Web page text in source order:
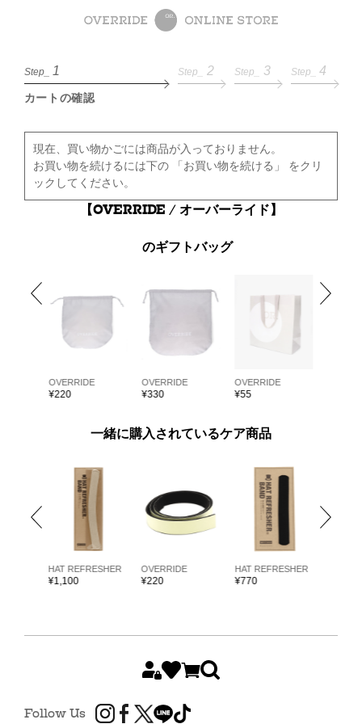
Step_ 1
カートの確認
Step_ 2 Step_ 3 Step_ 4
現在、買い物かごには商品が入っておりません。
お買い物を続けるには下の 「お買い物を続ける」 をクリ
ックしてください。
【OVERRIDE / オーバーライド】
のギフトバッグ
OVERRIDE
¥220
OVERRIDE
¥330
OVERRIDE
¥55
一緒に購入されているケア商品
HAT REFRESHER
¥1,100
OVERRIDE
¥220
HAT REFRESHER
¥770
Follow Us